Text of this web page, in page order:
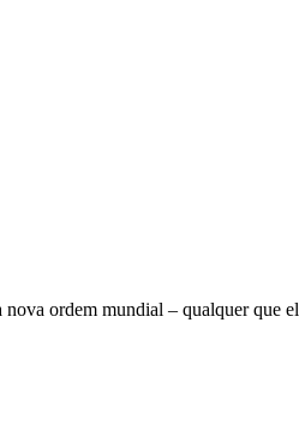
ordem mundial – qualquer que